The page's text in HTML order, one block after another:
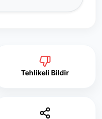
Tehlikeli Bildir